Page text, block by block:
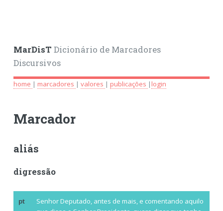
MarDisT Dicionário de Marcadores
Discursivos
home | marcadores | valores | publicações |login
Marcador
aliás
digressão
pt
Senhor Deputado, antes de mais, e comentando aquilo